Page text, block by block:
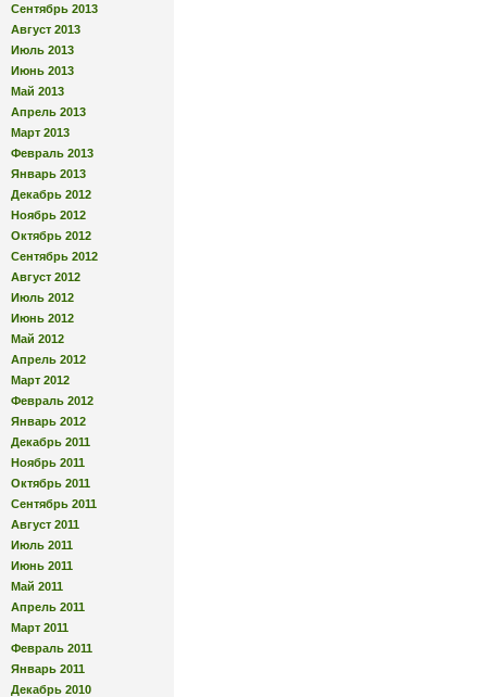
Сентябрь 2013
Август 2013
Июль 2013
Июнь 2013
Май 2013
Апрель 2013
Март 2013
Февраль 2013
Январь 2013
Декабрь 2012
Ноябрь 2012
Октябрь 2012
Сентябрь 2012
Август 2012
Июль 2012
Июнь 2012
Май 2012
Апрель 2012
Март 2012
Февраль 2012
Январь 2012
Декабрь 2011
Ноябрь 2011
Октябрь 2011
Сентябрь 2011
Август 2011
Июль 2011
Июнь 2011
Май 2011
Апрель 2011
Март 2011
Февраль 2011
Январь 2011
Декабрь 2010